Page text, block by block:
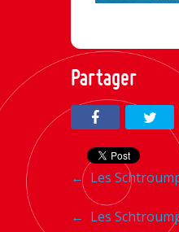
Partager
entre
←Les
← Les